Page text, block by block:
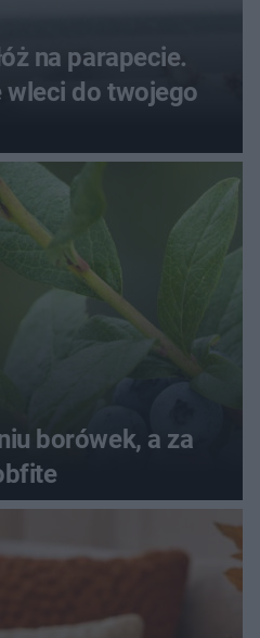
na parapecie.
wleci do twojego
borówek, a za